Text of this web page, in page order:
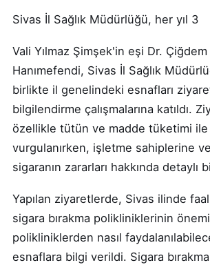
Sivas İl Sağlık Müdürlüğü, her yıl 3
Vali Yılmaz Şimşek'in eşi Dr.
Hanımefendi, Sivas İl Sağlık
birlikte il genelindeki esnafları
bilgilendirme çalışmalarına katıldı.
özellikle tütün ve madde tüketimi ile
vurgulanırken, işletme sahiplerine ve
sigaranın zararları hakkında detaylı
Yapılan ziyaretlerde, Sivas ilinde
sigara bırakma polikliniklerinin
polikliniklerden nasıl
esnaflara bilgi verildi. Sigara